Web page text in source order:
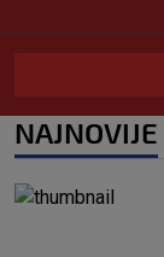
NAJNOVIJE